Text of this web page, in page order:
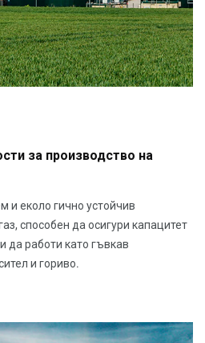
за производство на
и еколо гично устойчив
способен да осигури капацитет
да работи като гъвкав
и гориво.